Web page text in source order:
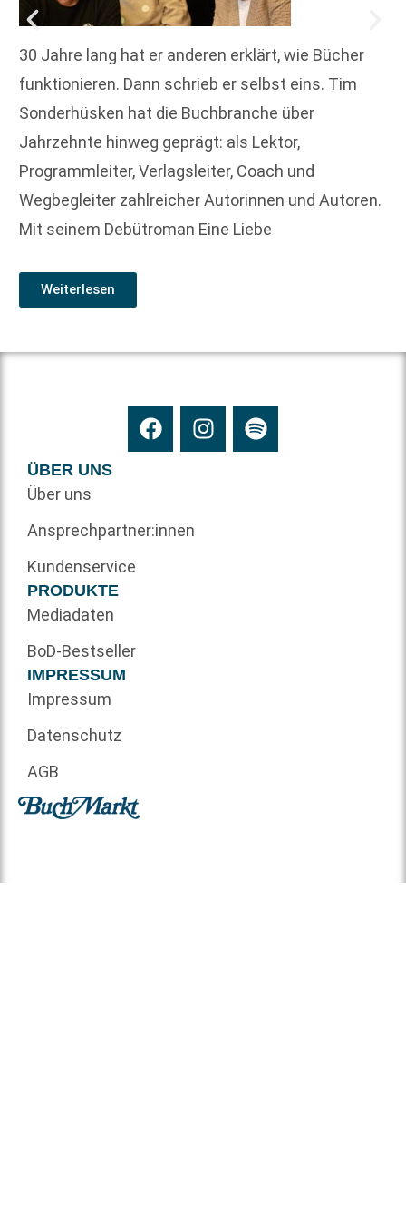
30 Jahre lang hat er anderen erklärt, wie Bücher
funktionieren. Dann schrieb er selbst eins. Tim
Sonderhüsken hat die Buchbranche über
Jahrzehnte hinweg geprägt: als Lektor,
Programmleiter, Verlagsleiter, Coach und
Wegbegleiter zahlreicher Autorinnen und Autoren.
Mit seinem Debütroman Eine Liebe
Weiterlesen
ÜBER UNS
Über uns
Ansprechpartner:innen
Kundenservice
PRODUKTE
Mediadaten
BoD-Bestseller
IMPRESSUM
Impressum
Datenschutz
AGB